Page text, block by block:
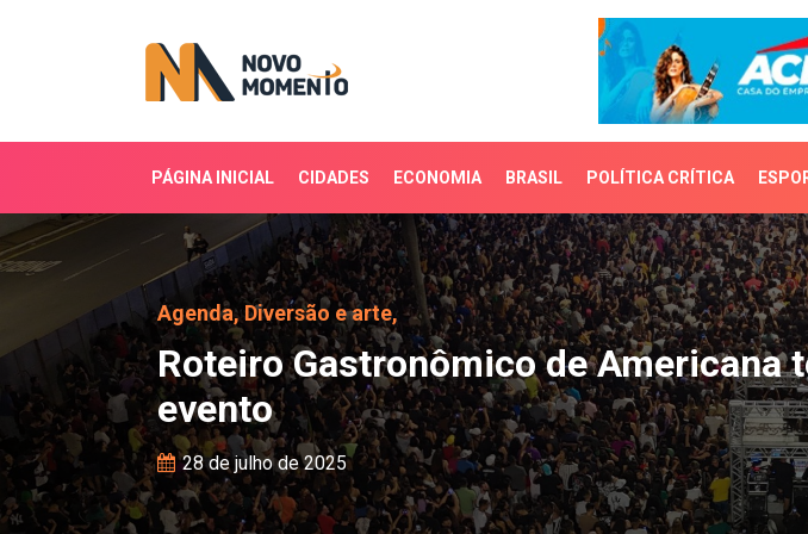
PÁGINA INICIAL CIDADES ECONOMIA BRASIL POLÍTICA CRÍTICA
Roteiro Gastronômico de
Agenda,Diversão e arte,
Roteiro Gastronômico de Americana
evento
28 de julho de 2025